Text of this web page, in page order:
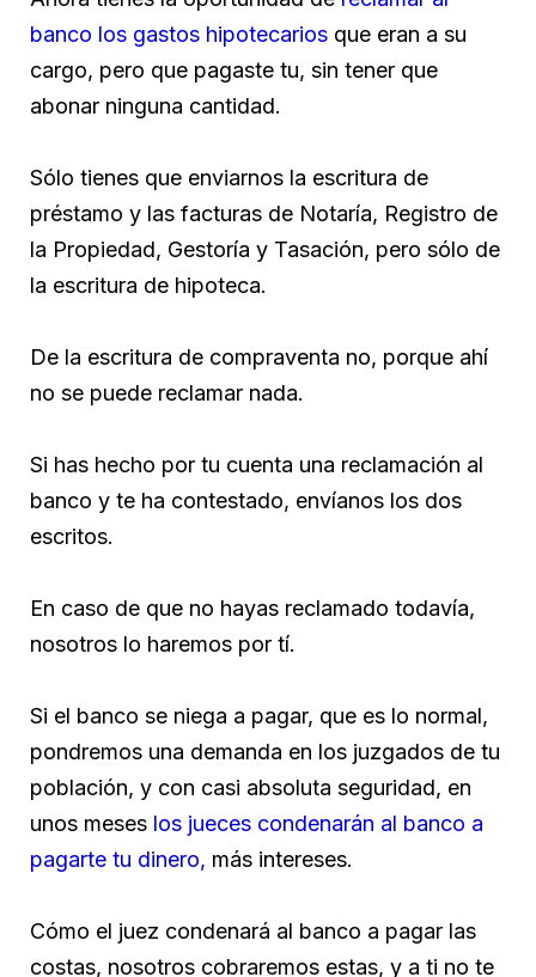
banco los gastos hipotecarios que eran a su
cargo, pero que pagaste tu, sin tener que
abonar ninguna cantidad.
Sólo tienes que enviarnos la escritura de
préstamo y las facturas de Notaría, Registro de
la Propiedad, Gestoría y Tasación, pero sólo de
la escritura de hipoteca.
De la escritura de compraventa no, porque ahí
no se puede reclamar nada.
Si has hecho por tu cuenta una reclamación al
banco y te ha contestado, envíanos los dos
escritos.
En caso de que no hayas reclamado todavía,
nosotros lo haremos por tí.
Si el banco se niega a pagar, que es lo normal,
pondremos una demanda en los juzgados de tu
población, y con casi absoluta seguridad, en
unos meses los jueces condenarán al banco a
pagarte tu dinero, más intereses.
Cómo el juez condenará al banco a pagar las
costas, nosotros cobraremos estas, y a ti no te